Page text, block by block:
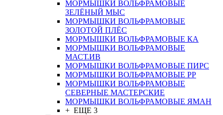
МОРМЫШКИ ВОЛЬФРАМОВЫЕ
ЗЕЛЁНЫЙ МЫС
МОРМЫШКИ ВОЛЬФРАМОВЫЕ
ЗОЛОТОЙ ПЛЁС
МОРМЫШКИ ВОЛЬФРАМОВЫЕ КА
МОРМЫШКИ ВОЛЬФРАМОВЫЕ
МАСТ.ИВ
МОРМЫШКИ ВОЛЬФРАМОВЫЕ ПИРС
МОРМЫШКИ ВОЛЬФРАМОВЫЕ РР
МОРМЫШКИ ВОЛЬФРАМОВЫЕ
СЕВЕРНЫЕ МАСТЕРСКИЕ
МОРМЫШКИ ВОЛЬФРАМОВЫЕ ЯМАН
+ ЕЩЕ 3